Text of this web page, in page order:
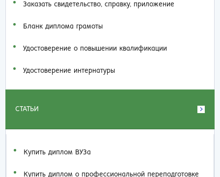
Заказать cвидетельство, справку, приложение
Бланк диплома грамоты
Удостоверение о повышении квалификации
Удостоверение интернатуры
СТАТЬИ
Купить диплом ВУЗа
Купить диплом о профессиональной переподготовке